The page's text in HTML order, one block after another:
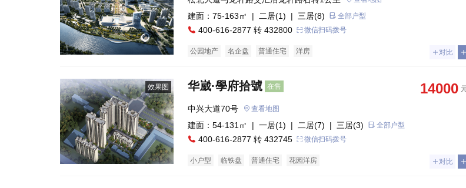
建面：75-163㎡ | 二居(1) | 三居(8) 全部户型
400-616-2877 转 432800 微信扫码拨号
公园地产 名企盘 普通住宅 洋房 对比
效果图 华崴·學府拾號 在售 14000
中兴大道70号 查看地图
建面：54-131㎡ | 一居(1) | 二居(7) | 三居(3) 全部户型
400-616-2877 转 432745 微信扫码拨号
小户型 临铁盘 普通住宅 花园洋房 对比